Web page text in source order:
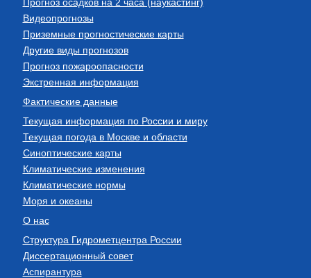
Видеопрогнозы
Приземные прогностические карты
Другие виды прогнозов
Прогноз пожароопасности
Экстренная информация
Фактические данные
Текущая информация по России и миру
Текущая погода в Москве и области
Синоптические карты
Климатические изменения
Климатические нормы
Моря и океаны
О нас
Структура Гидрометцентра России
Диссертационный совет
Аспирантура